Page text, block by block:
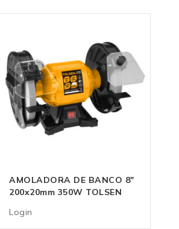
AMOLADORA DE BANCO 8″
200x20mm 350W TOLSEN
Login